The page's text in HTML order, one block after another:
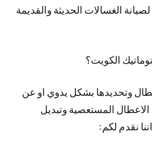
الغسالات الحديثة والقديمة
الكويت؟
وتحديدها بشكل يدوي او عن
المستعصية وتبديل
نقدم لكم: